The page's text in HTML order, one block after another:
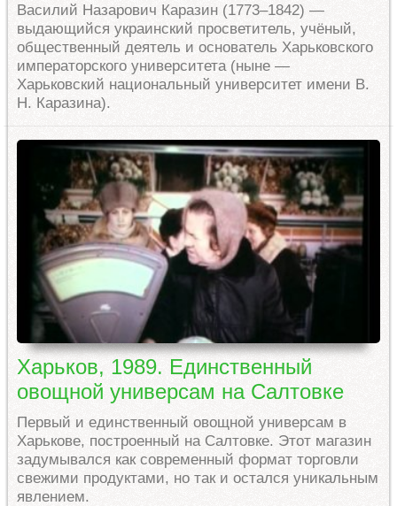
Василий Назарович Каразин (1773–1842) —
выдающийся украинский просветитель, учёный,
общественный деятель и основатель Харьковского
императорского университета (ныне —
Харьковский национальный университет имени В.
Н. Каразина).
Харьков, 1989. Единственный
овощной универсам на Салтовке
Первый и единственный овощной универсам в
Харькове, построенный на Салтовке. Этот магазин
задумывался как современный формат торговли
свежими продуктами, но так и остался уникальным
явлением.